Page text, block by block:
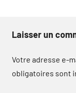
Laisser un
Votre adresse e-
obligatoires sont